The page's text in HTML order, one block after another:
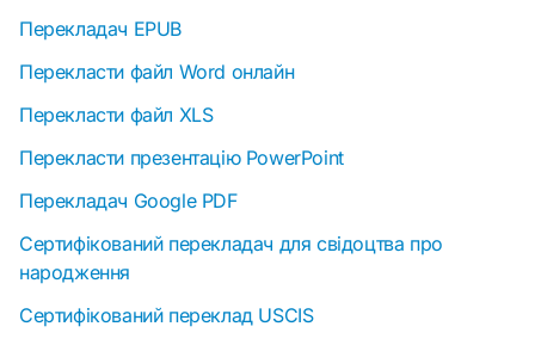
Перекладач EPUB
Перекласти файл Word онлайн
Перекласти файл XLS
Перекласти презентацію PowerPoint
Перекладач Google PDF
Сертифікований перекладач для свідоцтва про
народження
Сертифікований переклад USCIS